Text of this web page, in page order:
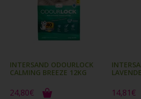
INTERSAND ODOURLOCK
CALMING BREEZE 12KG
24,80€ 14,81€